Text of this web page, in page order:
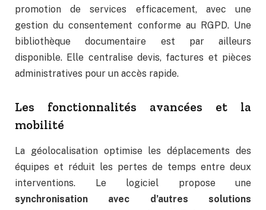
promotion de services efficacement, avec une
gestion du consentement conforme au RGPD. Une
bibliothèque documentaire est par ailleurs
disponible. Elle centralise devis, factures et pièces
administratives pour un accès rapide.
Les fonctionnalités avancées et la
mobilité
La géolocalisation optimise les déplacements des
équipes et réduit les pertes de temps entre deux
interventions. Le logiciel propose une
synchronisation avec d’autres solutions